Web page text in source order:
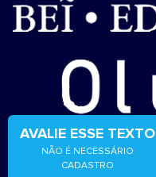
AVALIE ESSE TEXTO
NÃO É NECESSÁRIO
CADASTRO